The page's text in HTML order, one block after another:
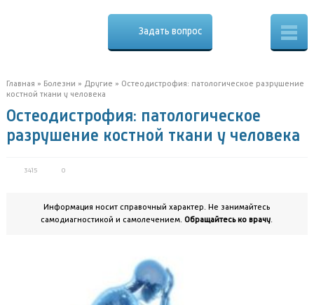
Cure.ru
в
Задать вопрос
Главная » Болезни » Другие » Остеодистрофия: патологическое разрушение
костной ткани у человека
Остеодистрофия: патологическое
разрушение костной ткани у человека
3415 0
Информация носит справочный характер. Не занимайтесь
самодиагностикой и самолечением.Обращайтесь ко врачу.